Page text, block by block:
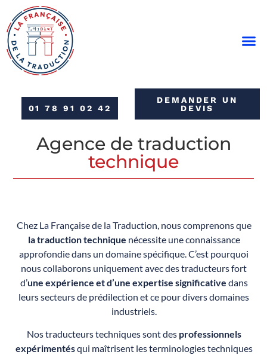
01 78 91 02 42
DEMANDER UN
DEVIS
Agence de traduction
technique
Chez La Française de la Traduction, nous comprenons que
la traduction technique nécessite une connaissance
approfondie dans un domaine spécifique. C’est pourquoi
nous collaborons uniquement avec des traducteurs fort
d’une expérience et d’une expertise significative dans
leurs secteurs de prédilection et ce pour divers domaines
industriels.
Nos traducteurs techniques sont des professionnels
expérimentésqui maîtrisent les terminologies techniques